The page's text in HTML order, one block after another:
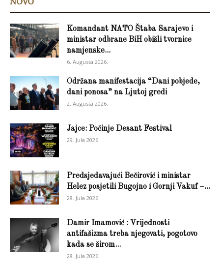
Komandant NATO Štaba Sarajevo i
ministar odbrane BiH obišli tvornice
namjenske...
6. Augusta 2026.
Održana manifestacija “Dani pobjede,
dani ponosa” na Ljutoj gredi
2. Augusta 2026.
Jajce: Počinje Desant Festival
29. Jula 2026.
Predsjedavajući Bečirović i ministar
Helez posjetili Bugojno i Gornji Vakuf –...
28. Jula 2026.
Damir Imamović : Vrijednosti
antifašizma treba njegovati, pogotovo
kada se širom...
28. Jula 2026.